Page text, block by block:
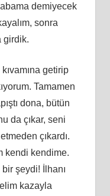
demiyecek
sonra
girdik.
getirip
Tamamen
dona, bütün
da çıkar, seni
çıkardı.
kendi kendime.
bir şeydi! İlhanı
kazayla